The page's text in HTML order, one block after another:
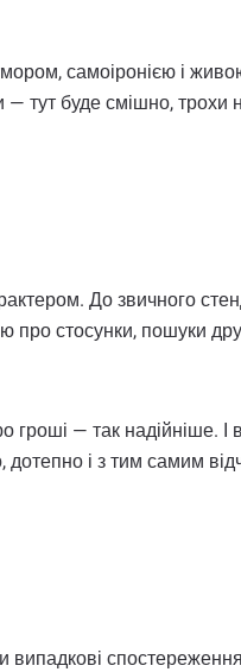
самоіронією і
тут буде смішно, трохи
До звичного
стосунки, пошуки
— так надійніше.
і з тим самим